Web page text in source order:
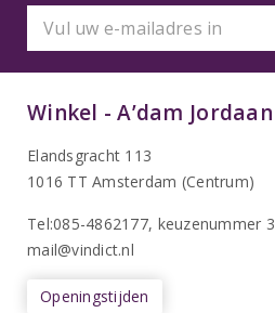
Winkel - A’dam Jordaan
Elandsgracht 113
1016 TT Amsterdam (Centrum)
Tel:085-4862177, keuzenummer 3
mail@vindict.nl
Openingstijden